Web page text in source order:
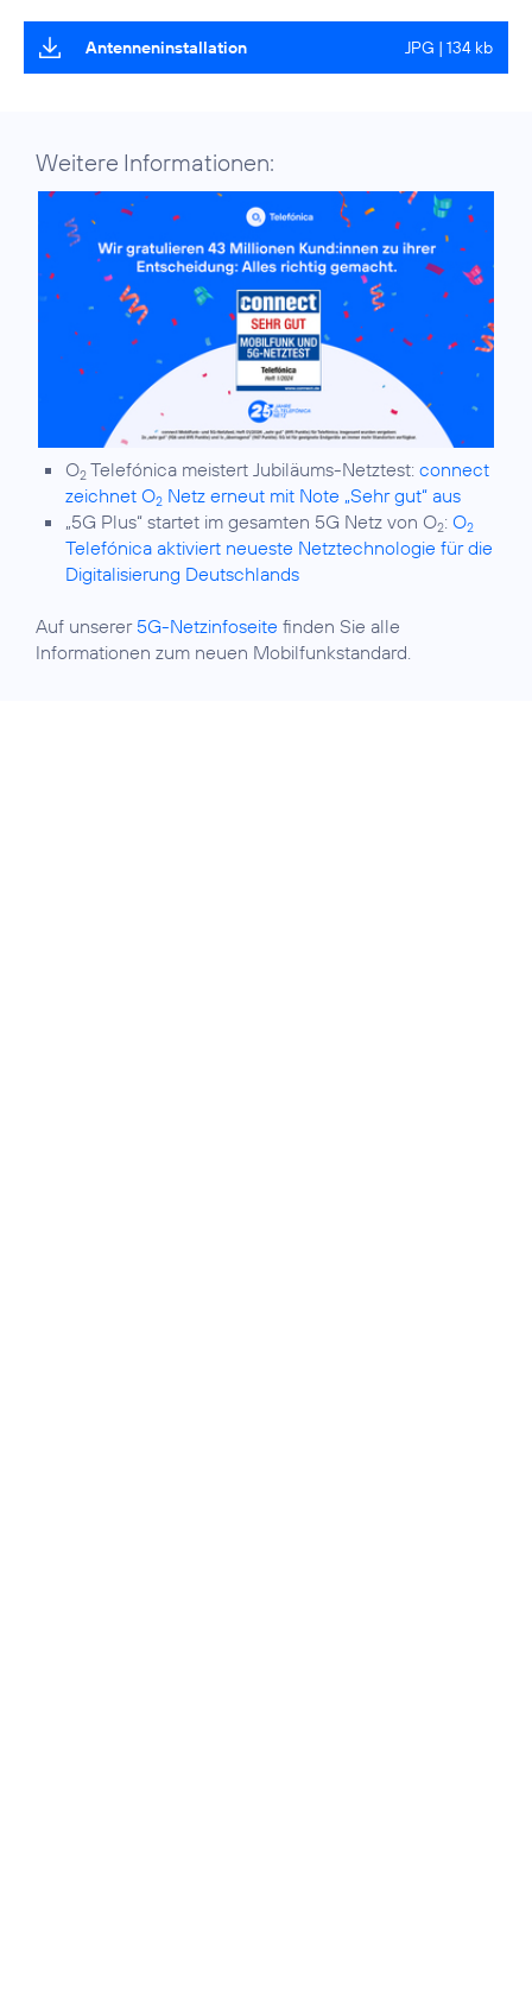
Antenneninstallation JPG | 134 kb
Weitere Informationen:
O2 Telefónica meistert Jubiläums-Netztest: connect
zeichnet O2 Netz erneut mit Note „Sehr gut“ aus
„5G Plus“ startet im gesamten 5G Netz von O2: O2
Telefónica aktiviert neueste Netztechnologie für die
Digitalisierung Deutschlands
Auf unserer 5G-Netzinfoseite finden Sie alle
Informationen zum neuen Mobilfunkstandard.